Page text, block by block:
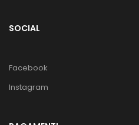
SOCIAL
Facebook
Instagram